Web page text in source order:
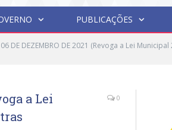
PUBLICAÇÕES
06 DE DEZEMBRO DE 2021 (Revoga a Lei
a Lei
0